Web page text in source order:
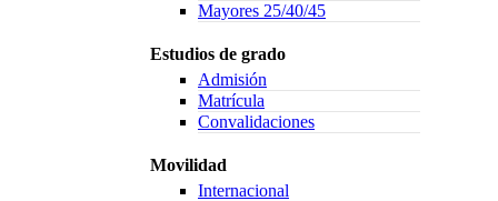
Mayores 25/40/45
Estudios de grado
Admisión
Matrícula
Convalidaciones
Movilidad
Internacional